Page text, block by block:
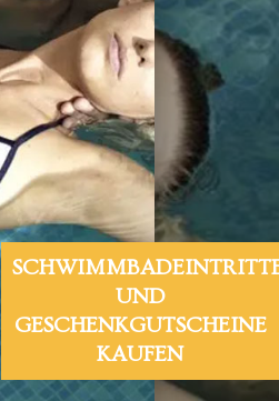
UND
GESCHENKGUTSCHEINE
KAUFEN